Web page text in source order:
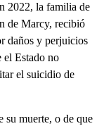
2022, la familia de
de Marcy, recibió
daños y perjuicios
el Estado no
el suicidio de
muerte, o de que